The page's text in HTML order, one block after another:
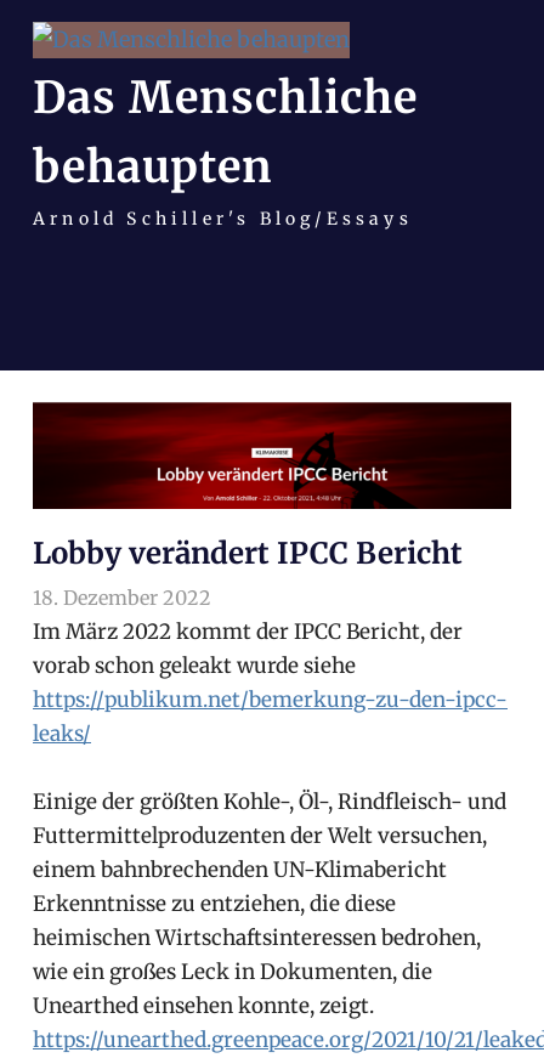
Das Menschliche
behaupten
Arnold Schiller's Blog/Essays
Lobby verändert IPCC Bericht
18. Dezember 2022
Im März 2022 kommt der IPCC Bericht, der
vorab schon geleakt wurde siehe
https://publikum.net/bemerkung-zu-den-ipcc-
leaks/
Einige der größten Kohle-, Öl-, Rindfleisch- und
Futtermittelproduzenten der Welt versuchen,
einem bahnbrechenden UN-Klimabericht
Erkenntnisse zu entziehen, die diese
heimischen Wirtschaftsinteressen bedrohen,
wie ein großes Leck in Dokumenten, die
Unearthed einsehen konnte, zeigt.
https://unearthed.greenpeace.org/2021/10/21/